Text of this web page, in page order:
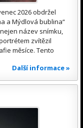
2026 obdržel
a Mýdlová bublina“
název snímku,
zvítězil
měsíce. Tento
Další informace »